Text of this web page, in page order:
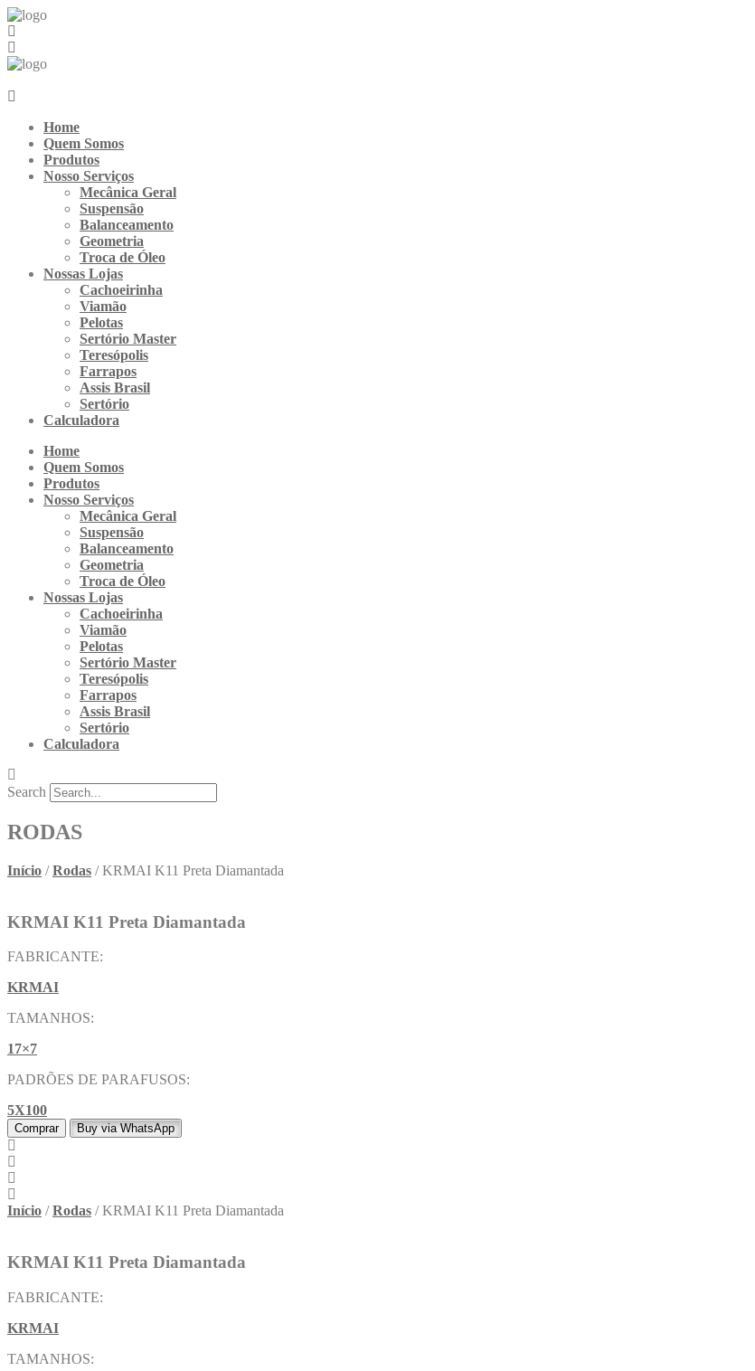
Ir
para
o
conteúdo
Home
Quem Somos
Produtos
Nosso Serviços
Mecânica Geral
Suspensão
Balanceamento
Geometria
Troca de Óleo
Nossas Lojas
Cachoeirinha
Viamão
Pelotas
Sertório Master
Teresópolis
Farrapos
Assis Brasil
Sertório
Calculadora
Home
Quem Somos
Produtos
Nosso Serviços
Mecânica Geral
Suspensão
Balanceamento
Geometria
Troca de Óleo
Nossas Lojas
Cachoeirinha
Viamão
Pelotas
Sertório Master
Teresópolis
Farrapos
Assis Brasil
Sertório
Calculadora
Search
RODAS
Início /Rodas / KRMAI K11 Preta Diamantada
KRMAI K11 Preta Diamantada
FABRICANTE:
KRMAI
TAMANHOS:
17×7
PADRÕES DE PARAFUSOS:
5X100
Comprar Buy via WhatsApp
Início /Rodas / KRMAI K11 Preta Diamantada
KRMAI K11 Preta Diamantada
FABRICANTE:
KRMAI
TAMANHOS: